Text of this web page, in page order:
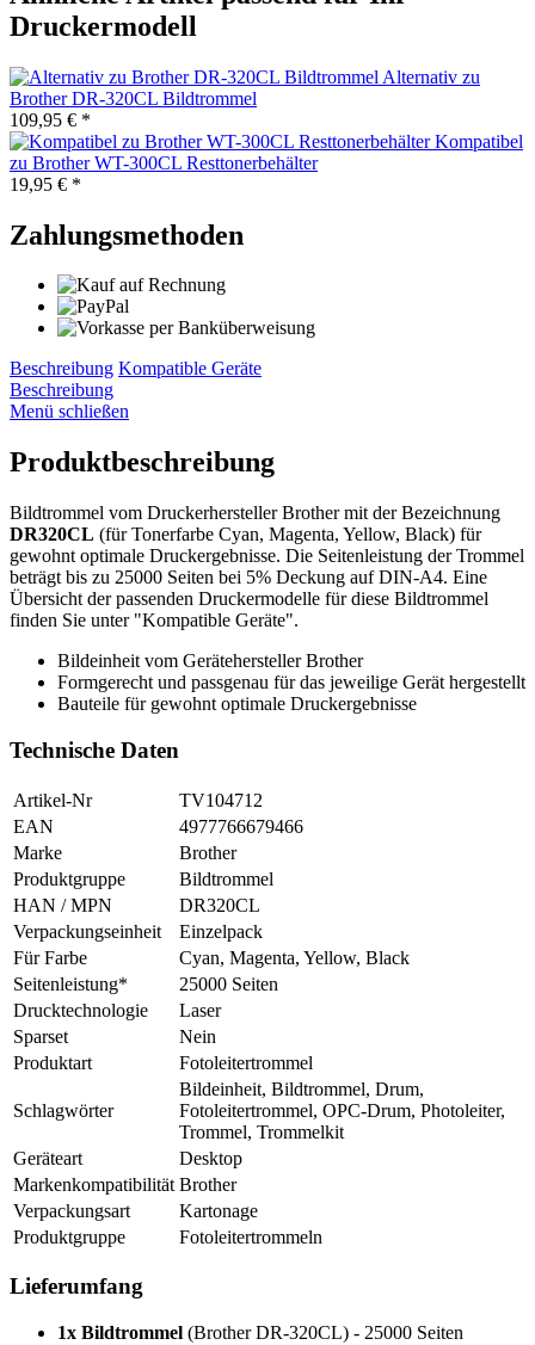
Druckermodell
Alternativ zu
Brother DR-320CL Bildtrommel
109,95 € *
Kompatibel
zu Brother WT-300CL Resttonerbehälter
19,95 € *
Zahlungsmethoden
Beschreibung Kompatible Geräte
Beschreibung
Menü schließen
Produktbeschreibung
Bildtrommel vom Druckerhersteller Brother mit der Bezeichnung
DR320CL (für Tonerfarbe Cyan, Magenta, Yellow, Black) für
gewohnt optimale Druckergebnisse. Die Seitenleistung der Trommel
beträgt bis zu 25000 Seiten bei 5% Deckung auf DIN-A4. Eine
Übersicht der passenden Druckermodelle für diese Bildtrommel
finden Sie unter "Kompatible Geräte".
Bildeinheit vom Gerätehersteller Brother
Formgerecht und passgenau für das jeweilige Gerät hergestellt
Bauteile für gewohnt optimale Druckergebnisse
Technische Daten
Artikel-Nr
TV104712
EAN
4977766679466
Marke
Brother
Produktgruppe
Bildtrommel
HAN / MPN
DR320CL
Verpackungseinheit
Einzelpack
Für Farbe
Cyan, Magenta, Yellow, Black
Seitenleistung*
25000 Seiten
Drucktechnologie
Laser
Sparset
Nein
Produktart
Fotoleitertrommel
Schlagwörter
Bildeinheit, Bildtrommel, Drum,
Fotoleitertrommel, OPC-Drum, Photoleiter,
Trommel, Trommelkit
Geräteart
Desktop
Markenkompatibilität Brother
Verpackungsart
Kartonage
Produktgruppe
Fotoleitertrommeln
Lieferumfang
1x Bildtrommel (Brother DR-320CL) - 25000 Seiten